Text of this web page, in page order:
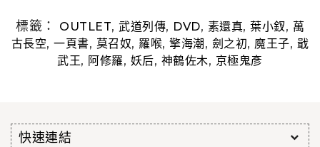
標籤： OUTLET, 武道列傳, DVD, 素還真, 葉小釵, 萬
古長空,一頁書, 莫召奴, 羅喉,擎海潮 , 劍之初, 魔王子, 戢
武王, 阿修羅, 妖后, 神鶴佐木, 京極鬼彥
快速連結